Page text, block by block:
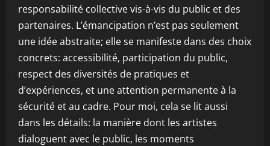
responsabilité collective vis-à-vis du public et des
partenaires. L’émancipation n’est pas seulement
une idée abstraite; elle se manifeste dans des choix
concrets: accessibilité, participation du public,
respect des diversités de pratiques et
d’expériences, et une attention permanente à la
sécurité et au cadre. Pour moi, cela se lit aussi
dans les détails: la manière dont les artistes
dialoguent avec le public, les moments